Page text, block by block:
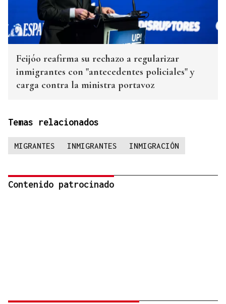
Feijóo reafirma su rechazo a regularizar
inmigrantes con "antecedentes policiales" y
carga contra la ministra portavoz
Temas relacionados
MIGRANTES INMIGRANTES INMIGRACIÓN
Contenido patrocinado